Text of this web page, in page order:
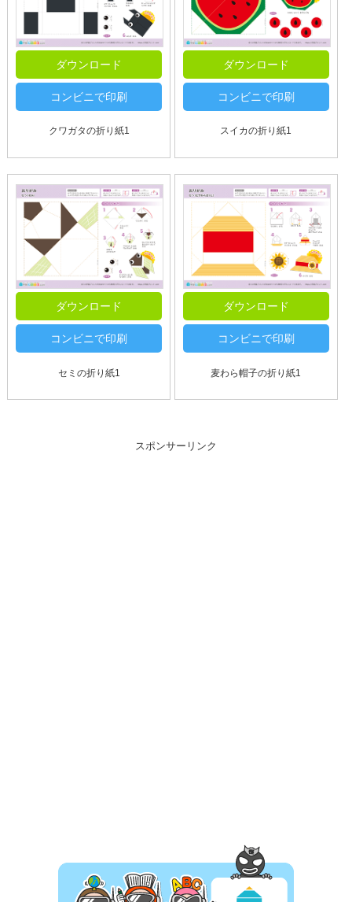
ダウンロード
コンビニで印刷
クワガタの折り紙1
ダウンロード
コンビニで印刷
スイカの折り紙1
ダウンロード
コンビニで印刷
セミの折り紙1
ダウンロード
コンビニで印刷
麦わら帽子の折り紙1
スポンサーリンク